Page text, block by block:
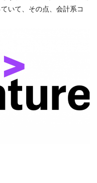
いて、その点、会計系コ